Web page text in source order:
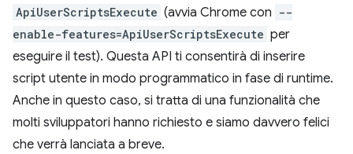
ApiUserScriptsExecute (avvia Chrome con --
enable-features=ApiUserScriptsExecute per
eseguire il test). Questa API ti consentirà di inserire
script utente in modo programmatico in fase di runtime.
Anche in questo caso, si tratta di una funzionalità che
molti sviluppatori hanno richiesto e siamo davvero felici
che verrà lanciata a breve.